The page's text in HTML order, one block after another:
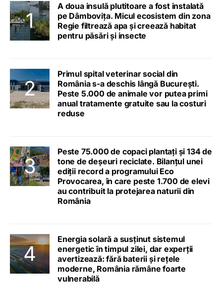
A doua insulă plutitoare a fost instalată
pe Dâmbovița. Micul ecosistem din zona
Regie filtrează apa și creează habitat
pentru păsări și insecte
Primul spital veterinar social din
România s-a deschis lângă București.
Peste 5.000 de animale vor putea primi
anual tratamente gratuite sau la costuri
reduse
Peste 75.000 de copaci plantați și 134 de
tone de deșeuri reciclate. Bilanțul unei
ediții record a programului Eco
Provocarea, în care peste 1.700 de elevi
au contribuit la protejarea naturii din
România
Energia solară a susținut sistemul
energetic în timpul zilei, dar experții
avertizează: fără baterii și rețele
moderne, România rămâne foarte
vulnerabilă